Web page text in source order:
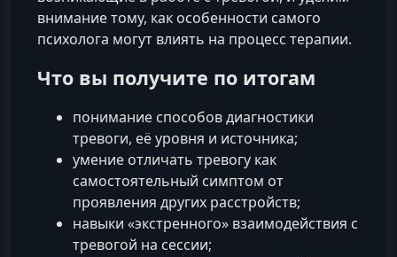
внимание тому, как особенности самого
психолога могут влиять на процесс терапии.
Что вы получите по итогам
понимание способов диагностики
тревоги, её уровня и источника;
умение отличать тревогу как
самостоятельный симптом от
проявления других расстройств;
навыки «экстренного» взаимодействия с
тревогой на сессии;